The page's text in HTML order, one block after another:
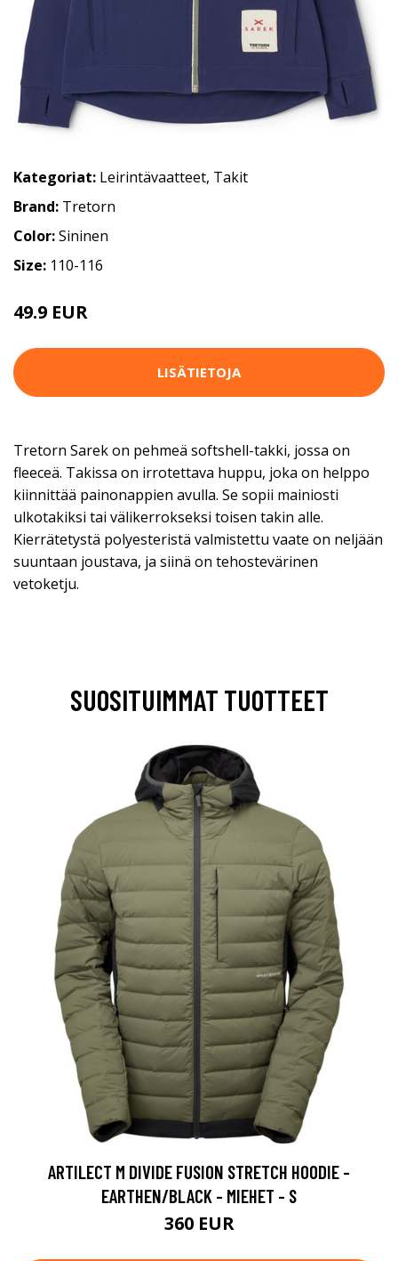
Kategoriat: Leirintävaatteet, Takit
Brand: Tretorn
Color:Sininen
Size: 110-116
49.9 EUR
LISÄTIETOJA
Tretorn Sarek on pehmeä softshell-takki, jossa on
fleeceä. Takissa on irrotettava huppu, joka on helppo
kiinnittää painonappien avulla. Se sopii mainiosti
ulkotakiksi tai välikerrokseksi toisen takin alle.
Kierrätetystä polyesteristä valmistettu vaate on neljään
suuntaan joustava, ja siinä on tehostevärinen
vetoketju.
SUOSITUIMMAT TUOTTEET
ARTILECT M DIVIDE FUSION STRETCH HOODIE -
EARTHEN/BLACK - MIEHET - S
360 EUR